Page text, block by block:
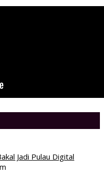
Jadi Pulau Digital